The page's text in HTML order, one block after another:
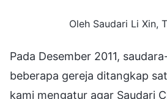
Oleh Saudari Li Xin,
Pada Desember 2011,
beberapa gereja ditangkap
kami mengatur agar Saudari